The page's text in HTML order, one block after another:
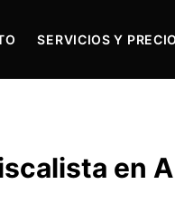
SERVICIOS Y
en A